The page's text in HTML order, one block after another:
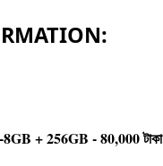
8GB + 256GB - 80,000 টাকা